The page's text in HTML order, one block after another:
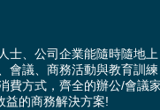
士、公司企業能隨時隨地上
會議、商務活動與教育訓練
費方式，齊全的辦公/會議
益的商務解決方案!